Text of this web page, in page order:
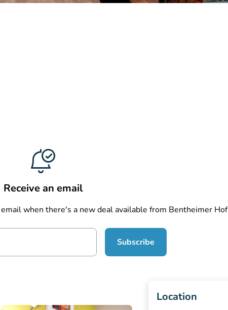
Receive an email
when there's a new deal available from Bentheimer Hof
Subscribe
Location